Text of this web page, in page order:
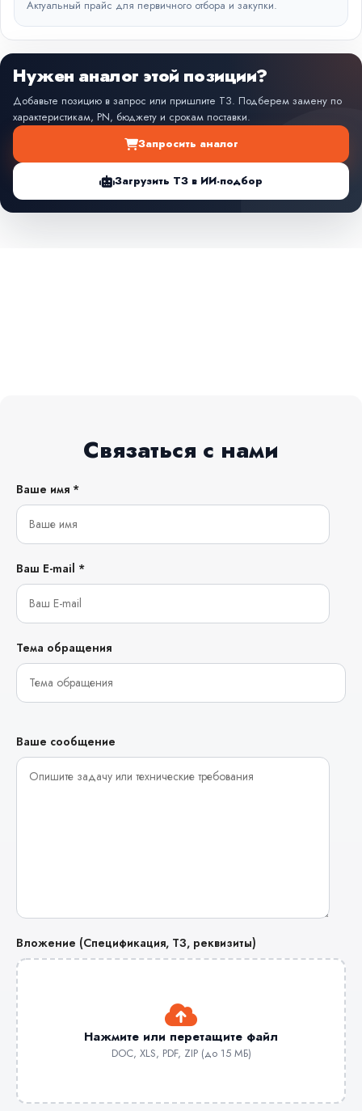
Актуальный прайс для первичного отбора и закупки.
Нужен аналог этой позиции?
Добавьте позицию в запрос или пришлите ТЗ. Подберем замену по
характеристикам, PN, бюджету и срокам поставки.
Запросить аналог
Загрузить ТЗ в ИИ-подбор
Связаться с нами
Ваше имя *
Ваш E-mail *
Тема обращения
Ваше сообщение
Вложение (Спецификация, ТЗ, реквизиты)
Нажмите или перетащите файл
DOC, XLS, PDF, ZIP (до 15 МБ)